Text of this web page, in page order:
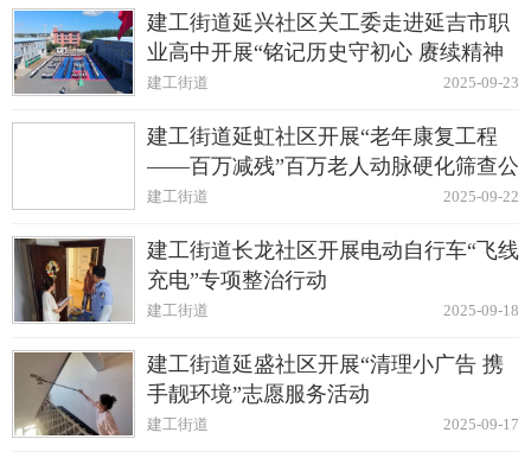
建工街道延兴社区关工委走进延吉市职
业高中开展“铭记历史守初心 赓续精神
勇担当”主题活动
2025-09-23
建工街道
建工街道延虹社区开展“老年康复工程
——百万减残”百万老人动脉硬化筛查公
益活动
2025-09-22
建工街道
建工街道长龙社区开展电动自行车“飞线
充电”专项整治行动
2025-09-18
建工街道
建工街道延盛社区开展“清理小广告 携
手靓环境”志愿服务活动
2025-09-17
建工街道